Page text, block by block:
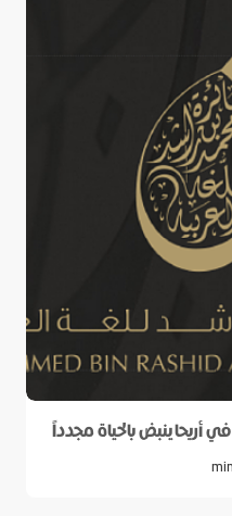
أريحا ينبض بالحياة مجدداً